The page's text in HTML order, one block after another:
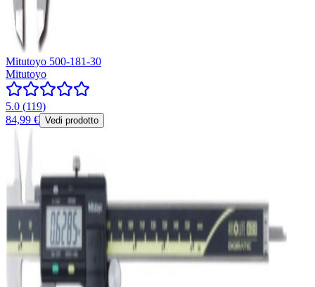
Mitutoyo 500-181-30
Mitutoyo
5.0 (119)
84,99 € Vedi prodotto